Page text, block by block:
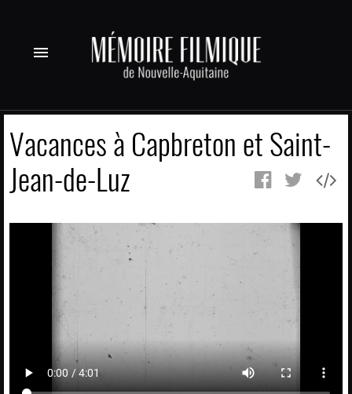
menu
Vacances à Capbreton et Saint-
Jean-de-Luz